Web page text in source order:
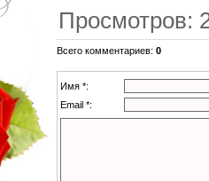
Просмотров:
Всего комментариев: 0
Имя *:
Email *: